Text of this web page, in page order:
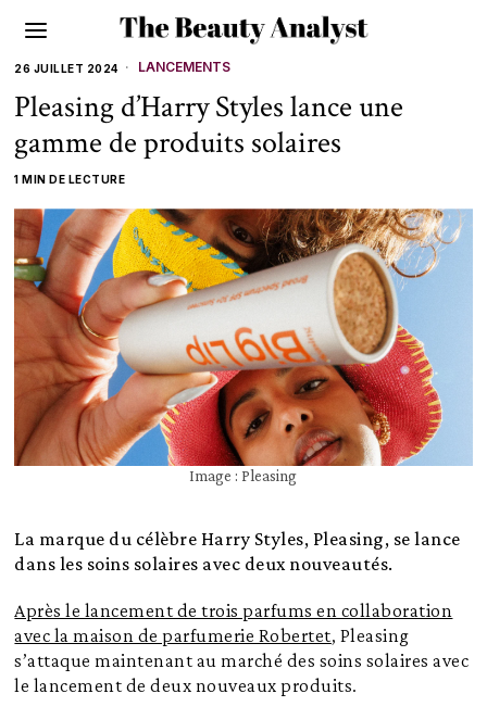
26 JUILLET 2024 LANCEMENTS
Pleasing d’Harry Styles lance une
gamme de produits solaires
1 MIN DE LECTURE
Image : Pleasing
La marque du célèbre Harry Styles, Pleasing, se lance
dans les soins solaires avec deux nouveautés.
Après le lancement de trois parfums en collaboration
avec la maison de parfumerie Robertet, Pleasing
s’attaque maintenant au marché des soins solaires avec
le lancement de deux nouveaux produits.